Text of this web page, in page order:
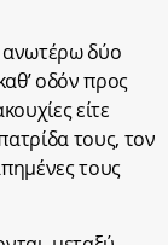
ανωτέρω δύο
οδόν προς
είτε
τους, τον
τους